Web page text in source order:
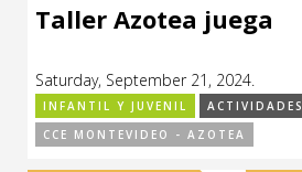
Taller Azotea juega
Saturday, September 21, 2024.
INFANTIL Y JUVENIL
ACTIVIDADES
CCE MONTEVIDEO - AZOTEA